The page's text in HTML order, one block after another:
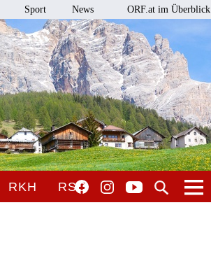
Sport News ORF.at im Überblick
RKH RSO